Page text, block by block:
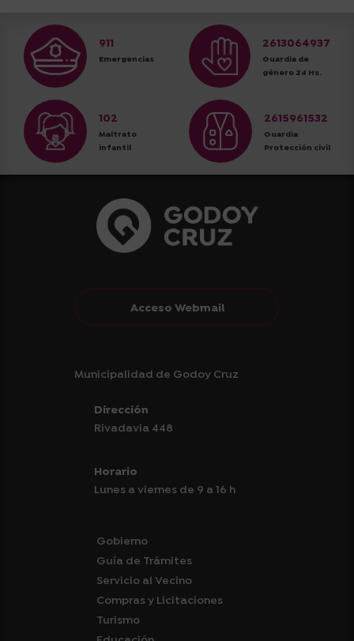
911
Emergencias
2613064937
Guardia de
género 24 Hs.
102
Maltrato
infantil
2615961532
Guardia
Protección civil
Acceso Webmail
Municipalidad de Godoy Cruz
Dirección
Rivadavia 448
Horario
Lunes a viernes de 9 a 16 h
Gobierno
Guía de Trámites
Servicio al Vecino
Compras y Licitaciones
Turismo